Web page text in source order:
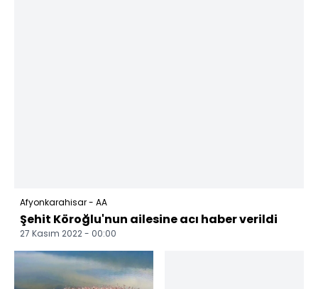
Afyonkarahisar - AA
Şehit Köroğlu'nun ailesine acı haber verildi
27 Kasım 2022 - 00:00